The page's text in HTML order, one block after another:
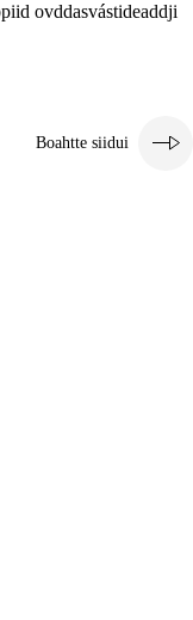
ovddasvástideaddji
Boahtte siidui